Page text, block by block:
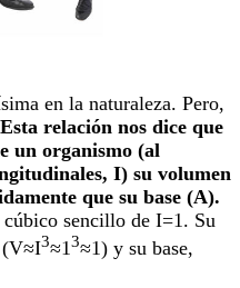
en la naturaleza. Pero,
Esta relación nos dice que
un organismo (al
I) su volumen
que su base (A).
sencillo de I=1. Su
(V≈I3≈13≈1) y su base,